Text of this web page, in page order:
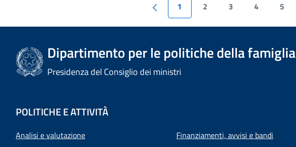
1 2 3 4 5
Dipartimento per le politiche della famiglia
Presidenza del Consiglio dei ministri
POLITICHE E ATTIVITÀ
Analisi e valutazione
Finanziamenti, avvisi e bandi